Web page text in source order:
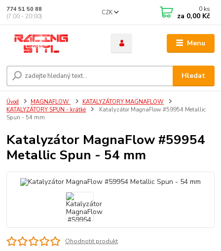
Menu
CZK
Hledat
774 51 50 88
(7:00 - 20:00)
0 ks
za 0,00 Kč
Úvod MAGNAFLOW
KATALYZÁTORY MAGNAFLOW
KATALYZÁTORY SPUN - krátké
Katalyzátor MagnaFlow #59954 Metallic
Spun - 54 mm
Katalyzátor MagnaFlow #59954
Metallic Spun - 54 mm
Ohodnotit produkt